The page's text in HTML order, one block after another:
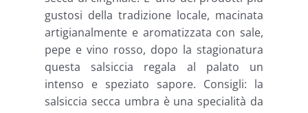
gustosi della tradizione locale, macinata
artigianalmente e aromatizzata con sale,
pepe e vino rosso, dopo la stagionatura
questa salsiccia regala al palato un
intenso e speziato sapore. Consigli: la
salsiccia secca umbra è una specialità da